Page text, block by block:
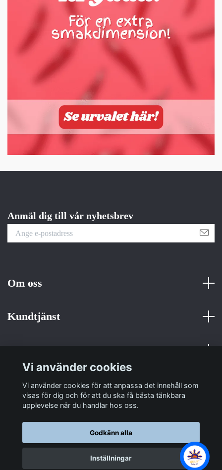
Anmäl dig till vår nyhetsbrev
Om oss
Kundtjänst
Sociala medier
© 2026 Sulit Trading
Vi använder cookies
Vi använder cookies för att anpassa det innehåll som
visas för dig och för att du ska få bästa tänkbara
upplevelse när du handlar hos oss.
Godkänn alla
Inställningar